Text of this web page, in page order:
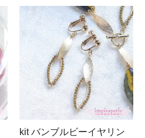
kit バンブルビーイヤリン